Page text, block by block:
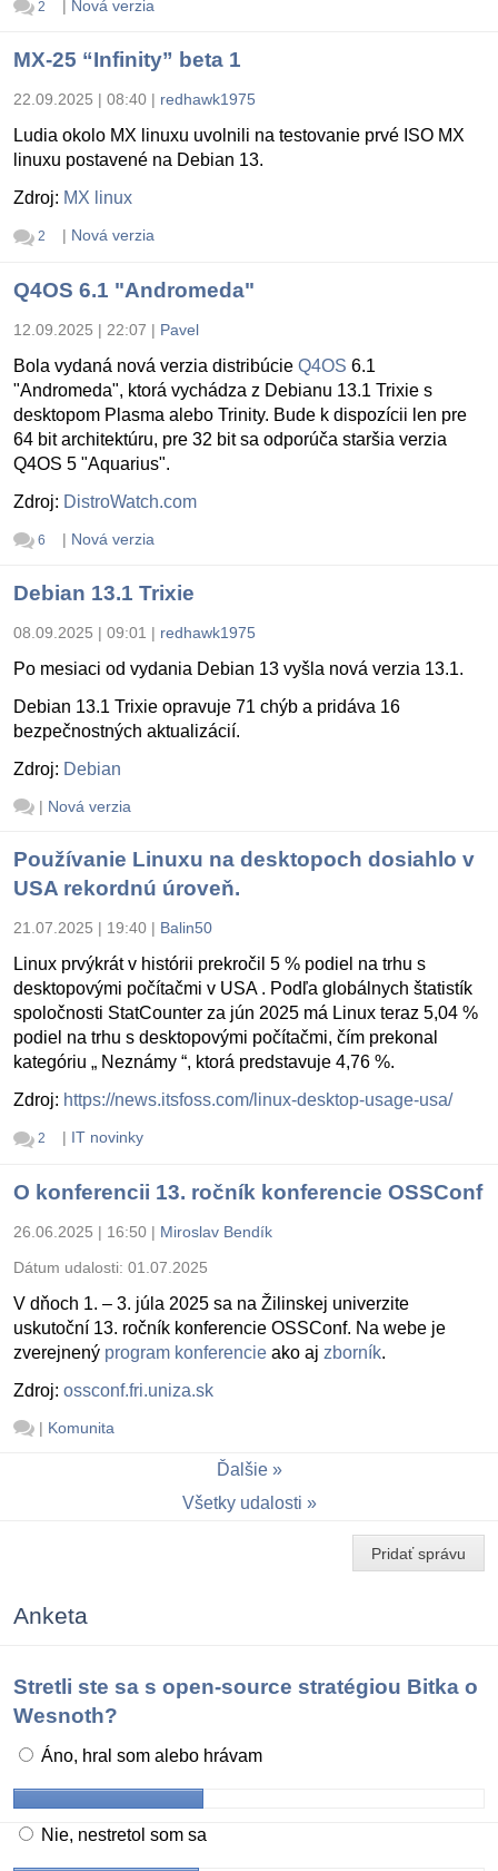
2 | Nová verzia
MX-25 “Infinity” beta 1
22.09.2025 | 08:40 | redhawk1975
Ludia okolo MX linuxu uvolnili na testovanie prvé ISO MX
linuxu postavené na Debian 13.
Zdroj: MX linux
2 | Nová verzia
Q4OS 6.1 "Andromeda"
12.09.2025 | 22:07 | Pavel
Bola vydaná nová verzia distribúcie Q4OS 6.1
"Andromeda", ktorá vychádza z Debianu 13.1 Trixie s
desktopom Plasma alebo Trinity. Bude k dispozícii len pre
64 bit architektúru, pre 32 bit sa odporúča staršia verzia
Q4OS 5 "Aquarius".
Zdroj: DistroWatch.com
6 | Nová verzia
Debian 13.1 Trixie
08.09.2025 | 09:01 | redhawk1975
Po mesiaci od vydania Debian 13 vyšla nová verzia 13.1.
Debian 13.1 Trixie opravuje 71 chýb a pridáva 16
bezpečnostných aktualizácií.
Zdroj: Debian
| Nová verzia
Používanie Linuxu na desktopoch dosiahlo v
USA rekordnú úroveň.
21.07.2025 | 19:40 | Balin50
Linux prvýkrát v histórii prekročil 5 % podiel na trhu s
desktopovými počítačmi v USA . Podľa globálnych štatistík
spoločnosti StatCounter za jún 2025 má Linux teraz 5,04 %
podiel na trhu s desktopovými počítačmi, čím prekonal
kategóriu „ Neznámy “, ktorá predstavuje 4,76 %.
Zdroj: https://news.itsfoss.com/linux-desktop-usage-usa/
2 | IT novinky
O konferencii 13. ročník konferencie OSSConf
26.06.2025 | 16:50 | Miroslav Bendík
Dátum udalosti: 01.07.2025
V dňoch 1. – 3. júla 2025 sa na Žilinskej univerzite
uskutoční 13. ročník konferencie OSSConf. Na webe je
zverejnený program konferencie ako aj zborník.
Zdroj: ossconf.fri.uniza.sk
| Komunita
Ďalšie
Všetky udalosti
Pridať správu
Anketa
Stretli ste sa s open-source stratégiou Bitka o
Wesnoth?
Áno, hral som alebo hrávam
Nie, nestretol som sa